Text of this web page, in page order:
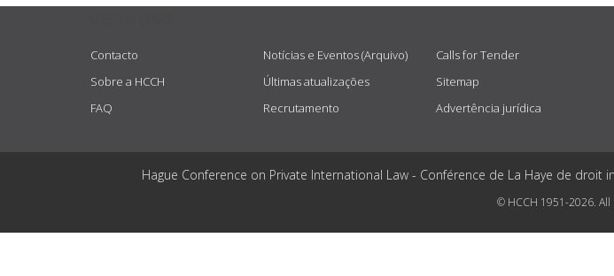
Contacto
Sobre a HCCH
FAQ
Notícias e Eventos (Arquivo)
Últimas atualizações
Recrutamento
Calls for Tender
Sitemap
Advertência jurídica
Hague Conference on Private International Law - Conférence de La Haye de
© HCCH 1951-2026. All